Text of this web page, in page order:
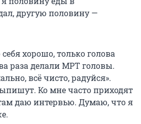
другую половину —
хорошо, только голова
раза делали МРТ головы.
всё чисто, радуйся».
Ко мне часто приходят
даю интервью. Думаю, что я